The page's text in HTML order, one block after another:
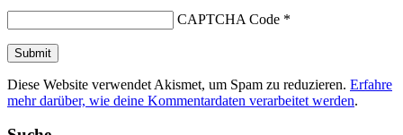
CAPTCHA Code *
Diese Website verwendet Akismet, um Spam zu reduzieren. Erfahre
mehr darüber, wie deine Kommentardaten verarbeitet werden.